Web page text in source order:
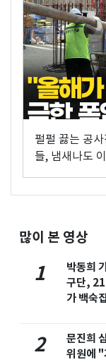
펄펄 끓는 공
들, 냄새나도
많이 본 영상
1
박동희
구단,
가 백숙
2
문진희
위원에 "